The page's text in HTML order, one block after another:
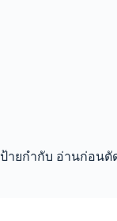
ป้ายกำกับ อ่านก่อนตั